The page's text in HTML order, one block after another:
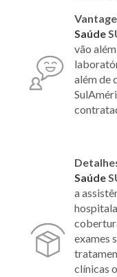
Saúde
vão
além de
Saúde
a
exames
clínicas